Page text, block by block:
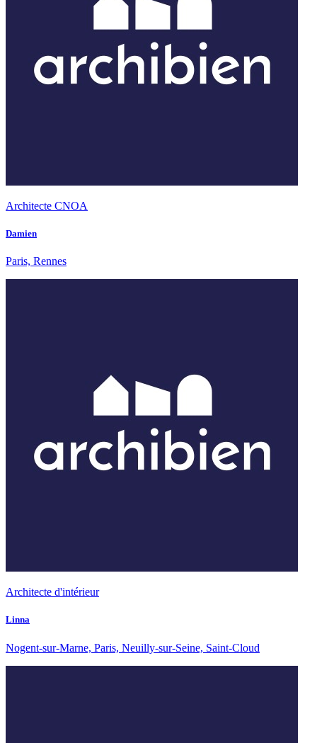
Architecte CNOA
Damien
Paris, Rennes
Architecte d'intérieur
Linna
Nogent-sur-Marne, Paris, Neuilly-sur-Seine, Saint-Cloud